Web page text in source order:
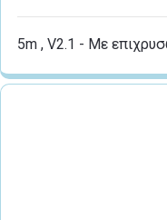
5m , V2.1 - Με